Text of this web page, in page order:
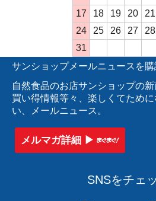
17
18 19 20 21
24
25 26 27 28
31
サンショップメールニュースを購
自然食品のお店サンショップの
買い得情報等々、楽しくてため
い、メールニュース。
メルマガ詳細 ▶︎
SNSをチェ